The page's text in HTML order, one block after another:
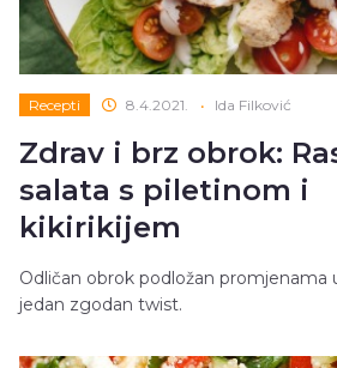
Recepti 8.4.2021. • Ida Filković
Zdrav i brz obrok:
salata s piletinom i
kikirikijem
Odličan obrok podložan promjenama
jedan zgodan twist.